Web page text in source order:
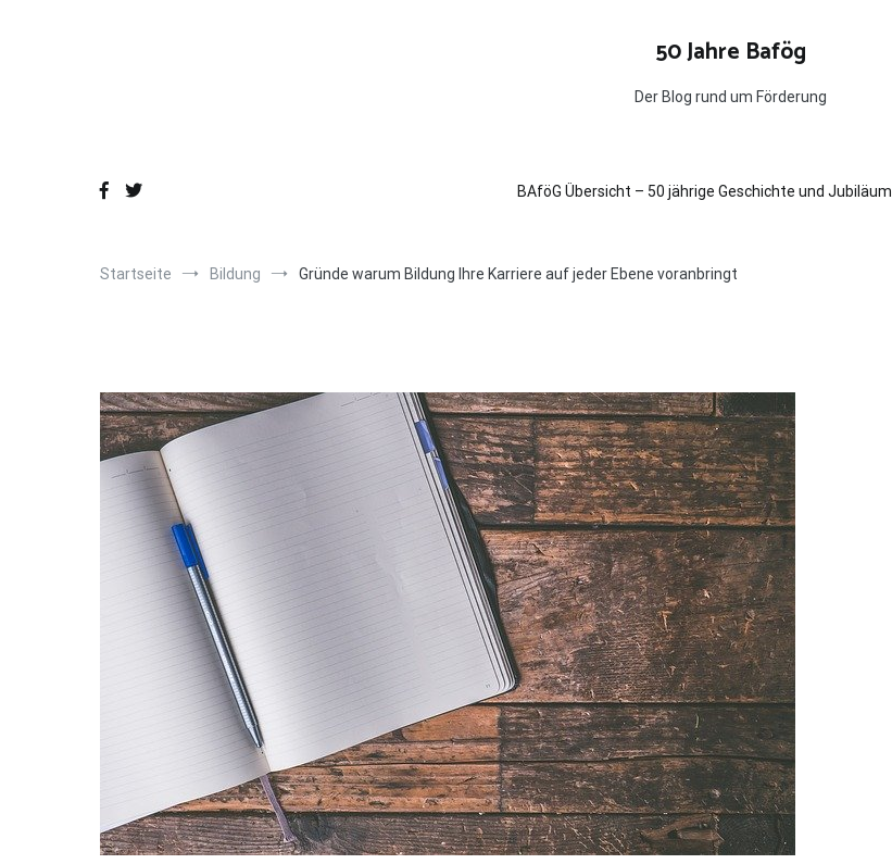
50 Jahre Bafög
Der Blog rund um Förderung
BAföG Übersicht – 50 jährige Geschichte und Jubiläum
Startseite Bildung Gründe warum Bildung Ihre Karriere auf jeder Ebene voranbringt